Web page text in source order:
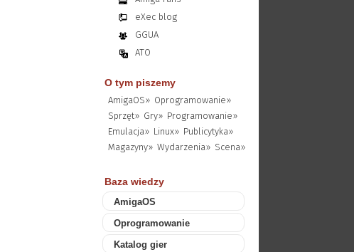
eXec blog
GGUA
ATO
O tym piszemy
AmigaOS» Oprogramowanie»
Sprzęt» Gry» Programowanie»
Emulacja» Linux» Publicytyka»
Magazyny» Wydarzenia» Scena»
Baza wiedzy
AmigaOS
Oprogramowanie
Katalog gier